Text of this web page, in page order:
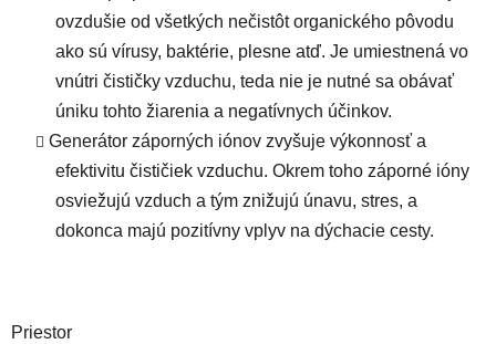
ovzdušie od všetkých nečistôt organického pôvodu
ako sú vírusy, baktérie, plesne atď. Je umiestnená vo
vnútri čističky vzduchu, teda nie je nutné sa obávať
úniku tohto žiarenia a negatívnych účinkov.
Generátor záporných iónov zvyšuje výkonnosť a
efektivitu čističiek vzduchu. Okrem toho záporné ióny
osviežujú vzduch a tým znižujú únavu, stres, a
dokonca majú pozitívny vplyv na dýchacie cesty.
Priestor